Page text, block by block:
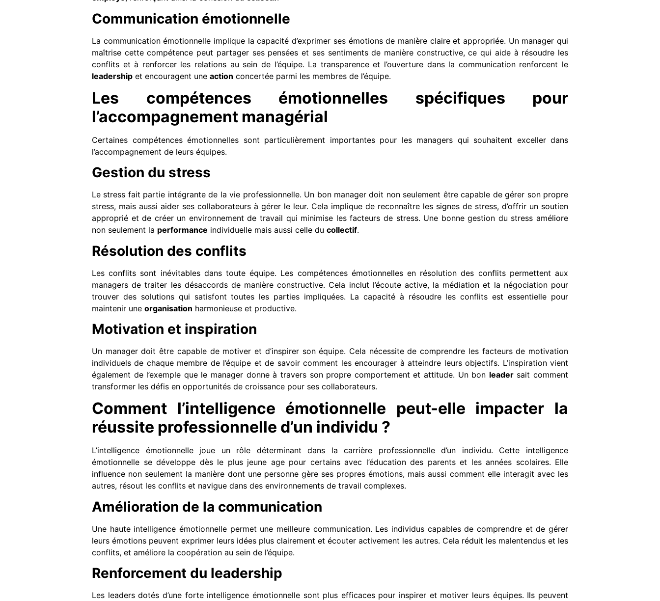
Communication émotionnelle
La communication émotionnelle implique la capacité d’exprimer ses émotions de manière claire et appropriée. Un manager qui
maîtrise cette compétence peut partager ses pensées et ses sentiments de manière constructive, ce qui aide à résoudre les
conflits et à renforcer les relations au sein de l’équipe. La transparence et l’ouverture dans la communication renforcent le
leadership et encouragent une action concertée parmi les membres de l’équipe.
Les compétences émotionnelles spécifiques pour
l’accompagnement managérial
Certaines compétences émotionnelles sont particulièrement importantes pour les managers qui souhaitent exceller dans
l’accompagnement de leurs équipes.
Gestion du stress
Le stress fait partie intégrante de la vie professionnelle. Un bon manager doit non seulement être capable de gérer son propre
stress, mais aussi aider ses collaborateurs à gérer le leur. Cela implique de reconnaître les signes de stress, d’offrir un soutien
approprié et de créer un environnement de travail qui minimise les facteurs de stress. Une bonne gestion du stress améliore
non seulement la performance individuelle mais aussi celle du collectif.
Résolution des conflits
Les conflits sont inévitables dans toute équipe. Les compétences émotionnelles en résolution des conflits permettent aux
managers de traiter les désaccords de manière constructive. Cela inclut l’écoute active, la médiation et la négociation pour
trouver des solutions qui satisfont toutes les parties impliquées. La capacité à résoudre les conflits est essentielle pour
maintenir une organisation harmonieuse et productive.
Motivation et inspiration
Un manager doit être capable de motiver et d’inspirer son équipe. Cela nécessite de comprendre les facteurs de motivation
individuels de chaque membre de l’équipe et de savoir comment les encourager à atteindre leurs objectifs. L’inspiration vient
également de l’exemple que le manager donne à travers son propre comportement et attitude. Un bon leadersait comment
transformer les défis en opportunités de croissance pour ses collaborateurs.
Comment l’intelligence émotionnelle peut-elle impacter la
réussite professionnelle d’un individu ?
L’intelligence émotionnelle joue un rôle déterminant dans la carrière professionnelle d’un individu. Cette intelligence
émotionnelle se développe dès le plus jeune age pour certains avec l’éducation des parents et les années scolaires. Elle
influence non seulement la manière dont une personne gère ses propres émotions, mais aussi comment elle interagit avec les
autres, résout les conflits et navigue dans des environnements de travail complexes.
Amélioration de la communication
Une haute intelligence émotionnelle permet une meilleure communication. Les individus capables de comprendre et de gérer
leurs émotions peuvent exprimer leurs idées plus clairement et écouter activement les autres. Cela réduit les malentendus et les
conflits, et améliore la coopération au sein de l’équipe.
Renforcement du leadership
Les leaders dotés d’une forte intelligence émotionnelle sont plus efficaces pour inspirer et motiver leurs équipes. Ils peuvent